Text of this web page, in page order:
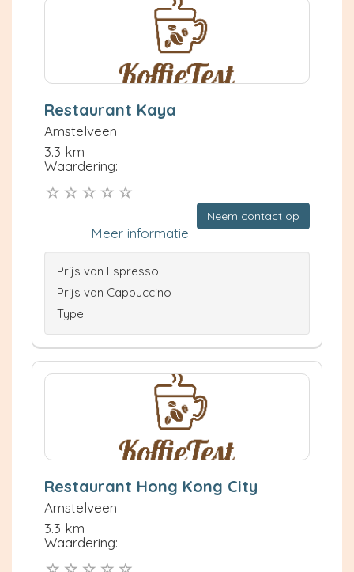
Restaurant Kaya
Amstelveen
3.3 km
Waardering:
Neem contact op
Meer informatie
Prijs van Espresso
Prijs van Cappuccino
Type
Restaurant Hong Kong City
Amstelveen
3.3 km
Waardering: